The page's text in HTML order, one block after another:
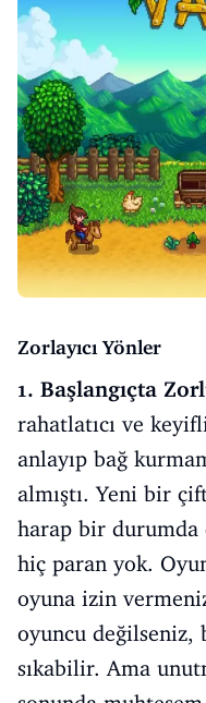
Zorlayıcı Yönler
1. Başlangıçta
rahatlatıcı ve
anlayıp bağ
almıştı. Yeni bir
harap bir durumda
hiç paran yok.
oyuna izin
oyuncu değilseniz,
sıkabilir. Ama